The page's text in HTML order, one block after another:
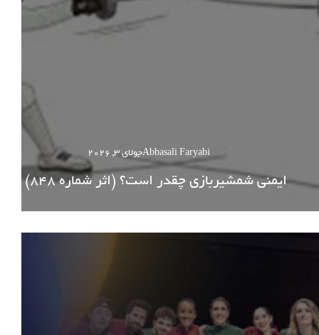
Abbasali Faryabiجولای 3, 2026
ایمنی شمشیربازی چقدر است؟ (اثر شماره 848)